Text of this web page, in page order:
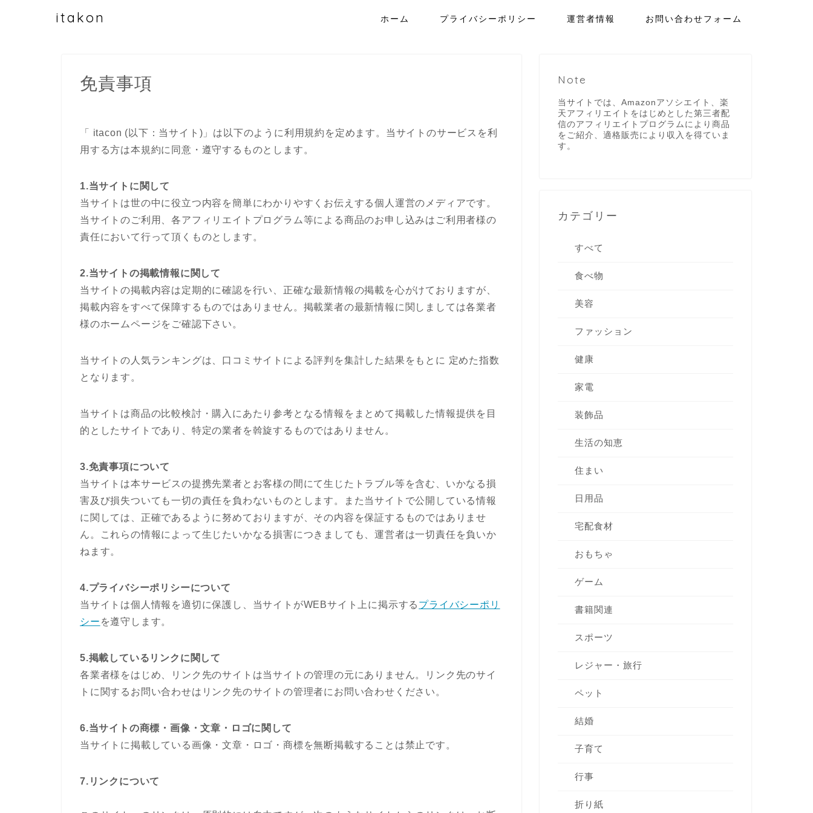
itakon ホーム プライバシーポリシー 運営者情報 お問い合わせフォーム
免責事項
「 itacon (以下：当サイト)」は以下のように利用規約を定めます。当サイトのサービスを利
用する方は本規約に同意・遵守するものとします。
1.当サイトに関して
当サイトは世の中に役立つ内容を簡単にわかりやすくお伝えする個人運営のメディアです。
当サイトのご利用、各アフィリエイトプログラム等による商品のお申し込みはご利用者様の
責任において行って頂くものとします。
2.当サイトの掲載情報に関して
当サイトの掲載内容は定期的に確認を行い、正確な最新情報の掲載を心がけておりますが、
掲載内容をすべて保障するものではありません。掲載業者の最新情報に関しましては各業者
様のホームページをご確認下さい。
当サイトの人気ランキングは、口コミサイトによる評判を集計した結果をもとに 定めた指数
となります。
当サイトは商品の比較検討・購入にあたり参考となる情報をまとめて掲載した情報提供を目
的としたサイトであり、特定の業者を斡旋するものではありません。
3.免責事項について
当サイトは本サービスの提携先業者とお客様の間にて生じたトラブル等を含む、いかなる損
害及び損失ついても一切の責任を負わないものとします。また当サイトで公開している情報
に関しては、正確であるように努めておりますが、その内容を保証するものではありませ
ん。これらの情報によって生じたいかなる損害につきましても、運営者は一切責任を負いか
ねます。
4.プライバシーポリシーについて
当サイトは個人情報を適切に保護し、当サイトがWEBサイト上に掲示する プライバシーポリ
シー を遵守します。
5.掲載しているリンクに関して
各業者様をはじめ、リンク先のサイトは当サイトの管理の元にありません。リンク先のサイ
トに関するお問い合わせはリンク先のサイトの管理者にお問い合わせください。
6.当サイトの商標・画像・文章・ロゴに関して
当サイトに掲載している画像・文章・ロゴ・商標を無断掲載することは禁止です。
7.リンクについて
Note
当サイトでは、Amazonアソシエイト、楽
天アフィリエイトをはじめとした第三者配
信のアフィリエイトプログラムにより商品
をご紹介、適格販売により収入を得ていま
す。
カテゴリー
すべて
食べ物
美容
ファッション
健康
家電
装飾品
生活の知恵
住まい
日用品
宅配食材
おもちゃ
ゲーム
書籍関連
スポーツ
レジャー・旅行
ペット
結婚
子育て
行事
折り紙